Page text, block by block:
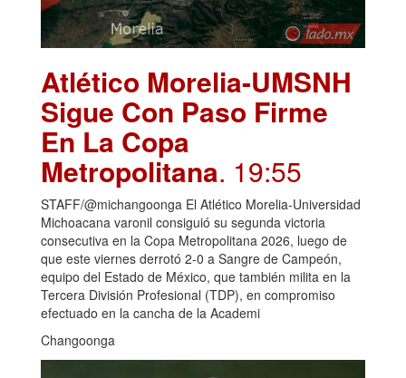
Atlético Morelia-UMSNH
Sigue Con Paso Firme
En La Copa
Metropolitana. 19:55
STAFF/@michangoonga El Atlético Morelia-Universidad
Michoacana varonil consiguió su segunda victoria
consecutiva en la Copa Metropolitana 2026, luego de
que este viernes derrotó 2-0 a Sangre de Campeón,
equipo del Estado de México, que también milita en la
Tercera División Profesional (TDP), en compromiso
efectuado en la cancha de la Academi
Changoonga